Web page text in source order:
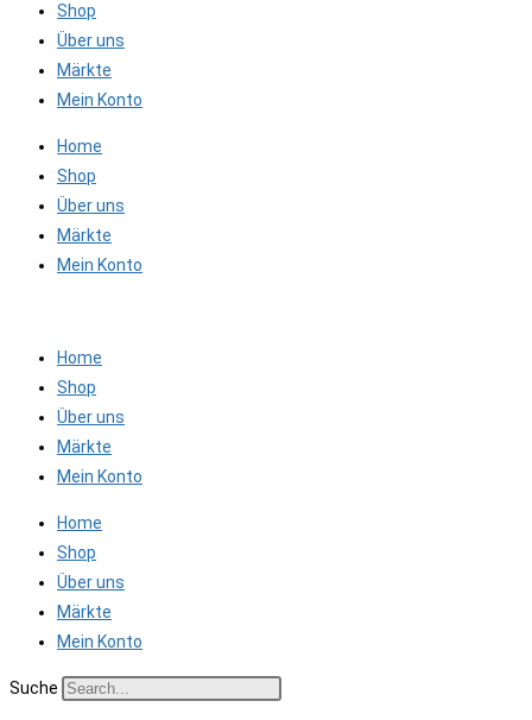
Shop
Über uns
Märkte
Mein Konto
Home
Shop
Über uns
Märkte
Mein Konto
Home
Shop
Über uns
Märkte
Mein Konto
Home
Shop
Über uns
Märkte
Mein Konto
Suche